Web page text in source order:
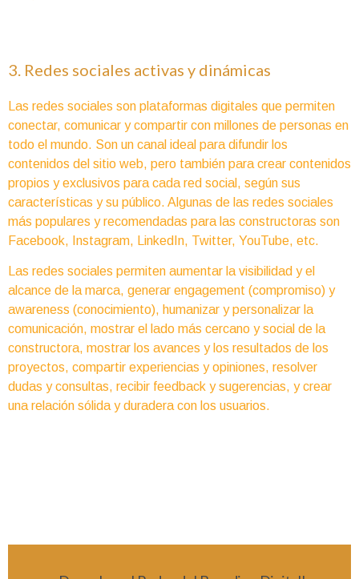
3. Redes sociales activas y dinámicas
Las redes sociales son plataformas digitales que permiten
conectar, comunicar y compartir con millones de personas en
todo el mundo. Son un canal ideal para difundir los
contenidos del sitio web, pero también para crear contenidos
propios y exclusivos para cada red social, según sus
características y su público. Algunas de las redes sociales
más populares y recomendadas para las constructoras son
Facebook, Instagram, LinkedIn, Twitter, YouTube, etc.
Las redes sociales permiten aumentar la visibilidad y el
alcance de la marca, generar engagement (compromiso) y
awareness (conocimiento), humanizar y personalizar la
comunicación, mostrar el lado más cercano y social de la
constructora, mostrar los avances y los resultados de los
proyectos, compartir experiencias y opiniones, resolver
dudas y consultas, recibir feedback y sugerencias, y crear
una relación sólida y duradera con los usuarios.